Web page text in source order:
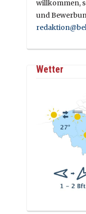
willkommen,
und
Wetter